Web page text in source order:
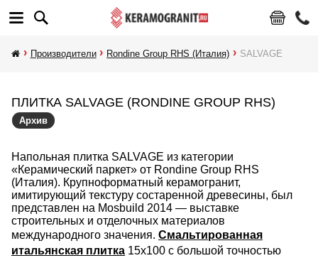
Производители Rondine Group RHS (Италия) SALVAGE
ПЛИТКА SALVAGE (RONDINE GROUP RHS)
Архив
Напольная плитка SALVAGE из категории
«Керамический паркет» от Rondine Group RHS
(Италия). Крупноформатный керамогранит,
имитирующий текстуру состаренной древесины, был
представлен на Mosbuild 2014 — выставке
строительных и отделочных материалов
международного значения. Смальтированная
итальянская плитка 15х100 с большой точностью